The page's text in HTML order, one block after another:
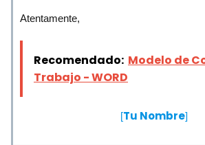
Atentamente,
Recomendado: Modelo de
Trabajo - WORD
[Tu Nombre]